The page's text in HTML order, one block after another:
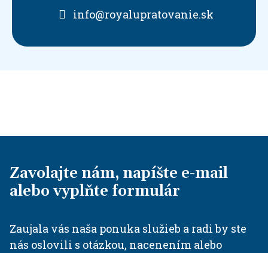
info@royalupratovanie.sk
Zavolajte nám, napíšte e-mail
alebo vyplňte formulár
Zaujala vás naša ponuka služieb a radi by ste
nás oslovili s otázkou, nacenením alebo